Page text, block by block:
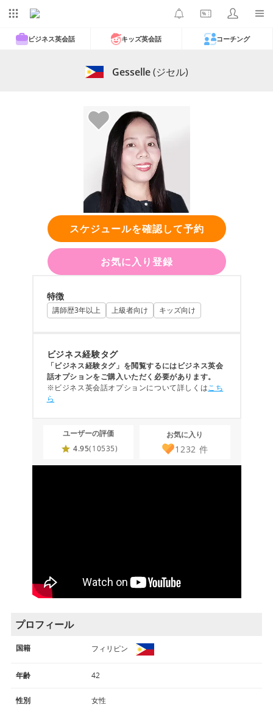
ビジネス英会話 キッズ英会話 コーチング
Gesselle(ジセル)
スケジュールを確認して予約
お気に入り登録
特徴
講師歴3年以上 上級者向け キッズ向け
ビジネス経験タグ
「ビジネス経験タグ」を閲覧するにはビジネス英会
話オプションをご購入いただく必要があります。
※ビジネス英会話オプションについて詳しくはこち
ら
ユーザーの評価
4.95(10535)
お気に入り
1232 件
プロフィール
国籍 フィリピン
年齢 42
性別 女性